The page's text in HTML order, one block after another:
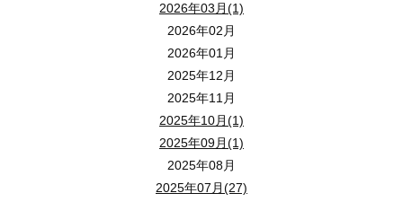
2026年03月(1)
2026年02月
2026年01月
2025年12月
2025年11月
2025年10月(1)
2025年09月(1)
2025年08月
2025年07月(27)